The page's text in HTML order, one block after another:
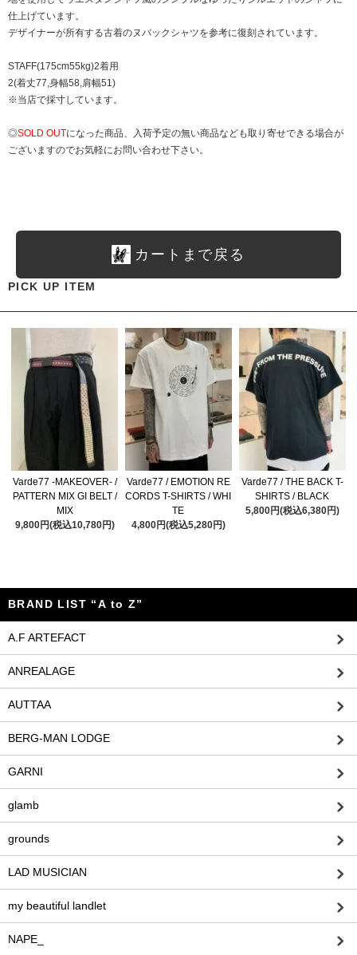
仕上げています。
デザイナーが所有する古着のヌバックシャツを参考に復刻されています。
STAFF(175cm55kg)2着用
2(着丈77,身幅58,肩幅51)
※当店で採寸しています。
◎SOLD OUTになった商品、入荷予定の無い商品なども取り寄せできる場合が
ございますのでお気軽にお問い合わせ下さい。
カートまで戻る
PICK UP ITEM
Varde77 -MAKEOVER- /
PATTERN MIX GI BELT /
MIX
9,800円(税込10,780円)
Varde77 / EMOTION RE
CORDS T-SHIRTS / WHI
TE
4,800円(税込5,280円)
Varde77 / THE BACK T-
SHIRTS / BLACK
5,800円(税込6,380円)
BRAND LIST “A to Z”
A.F ARTEFACT
ANREALAGE
AUTTAA
BERG-MAN LODGE
GARNI
glamb
grounds
LAD MUSICIAN
my beautiful landlet
NAPE_